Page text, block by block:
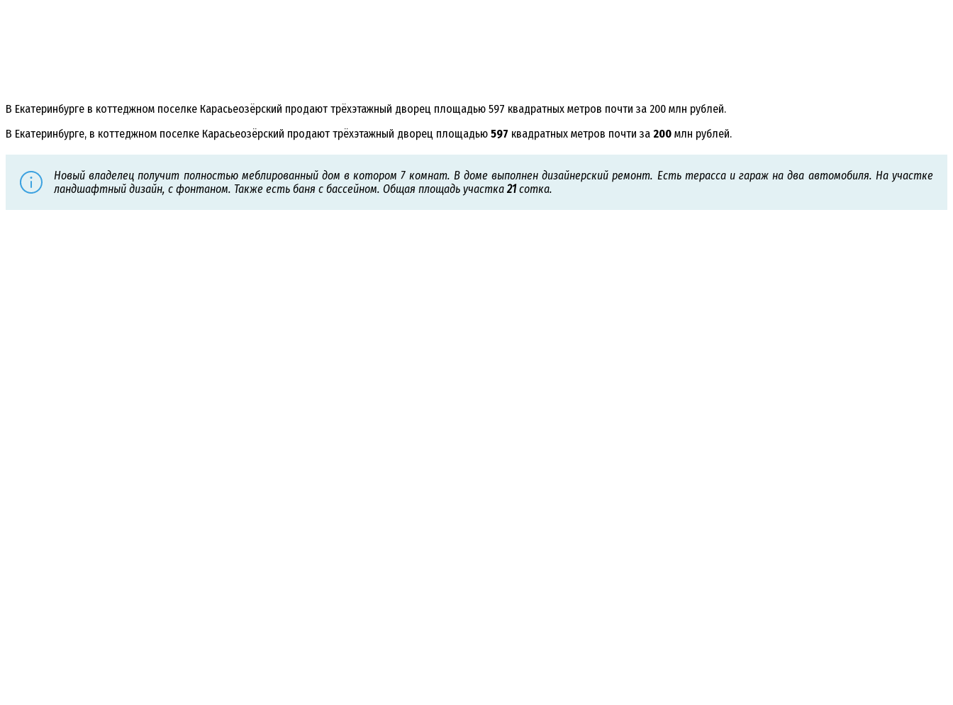
В Екатеринбурге в коттеджном поселке Карасьеозёрский продают трёхэтажный дворец площадью 597 квадратных метров почти за 200 млн рублей.
В Екатеринбурге, в коттеджном поселке Карасьеозёрский продают трёхэтажный дворец площадью 597 квадратных метров почти за 200 млн рублей.
Новый владелец получит полностью меблированный дом в котором 7 комнат. В доме выполнен дизайнерский ремонт. Есть терасса и гараж на два автомобиля. На участке
ландшафтный дизайн, с фонтаном. Также есть баня с бассейном. Общая площадь участка 21сотка.